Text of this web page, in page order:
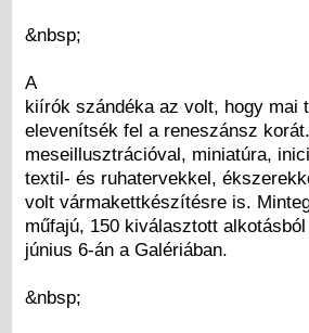
&nbsp;
A
kiírók szándéka az volt, hogy mai
elevenítsék fel a reneszánsz
meseillusztrációval, miniatúra,
textil- és ruhatervekkel,
volt vármakettkészítésre is.
műfajú, 150 kiválasztott
június 6-án a Galériában.
&nbsp;